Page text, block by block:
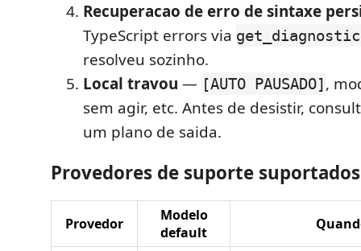
Recuperacao de erro de sintaxe
TypeScript errors via
resolveu sozinho.
Local travou — [AUTO PAUSADO],
sem agir, etc. Antes de desistir,
um plano de saida.
Provedores de suporte suportados
Provedor
Modelo
default